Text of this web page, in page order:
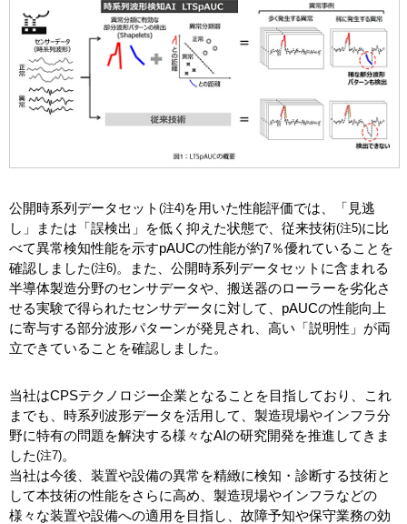
公開時系列データセット (注4)を用いた性能評価では、「見逃
し」または「誤検出」を低く抑えた状態で、従来技術(注5)に比
べて異常検知性能を示すpAUCの性能が約7％優れていることを
確認しました(注6)。また、公開時系列データセットに含まれる
半導体製造分野のセンサデータや、搬送器のローラーを劣化さ
せる実験で得られたセンサデータに対して、pAUCの性能向上
に寄与する部分波形パターンが発見され、高い「説明性」が両
立できていることを確認しました。
当社はCPSテクノロジー企業となることを目指しており、これ
までも、時系列波形データを活用して、製造現場やインフラ分
野に特有の問題を解決する様々なAIの研究開発を推進してきま
した(注7)。
当社は今後、装置や設備の異常を精緻に検知・診断する技術と
して本技術の性能をさらに高め、製造現場やインフラなどの
様々な装置や設備への適用を目指し、故障予知や保守業務の効